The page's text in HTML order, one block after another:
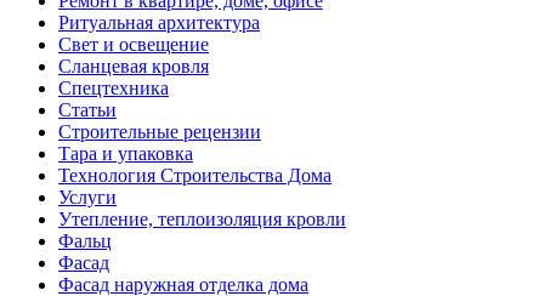
Ритуальная архитектура
Свет и освещение
Сланцевая кровля
Спецтехника
Статьи
Строительные рецензии
Тара и упаковка
Технология Строительства Дома
Услуги
Утепление, теплоизоляция кровли
Фальц
Фасад
Фасад наружная отделка дома